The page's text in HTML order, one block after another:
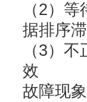
（2）
据排序
（3）
效
故障现